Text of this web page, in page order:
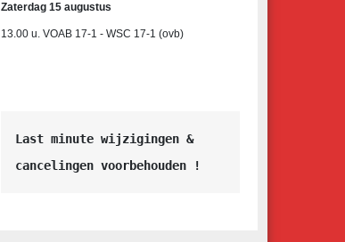
Zaterdag 15 augustus
13.00 u. VOAB 17-1 - WSC 17-1 (ovb)
Last minute wijzigingen &
cancelingen voorbehouden !